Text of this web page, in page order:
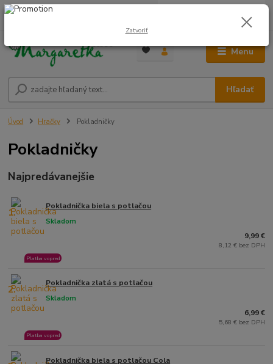
Menu
Hľadať
0948 236 042
0,00 €
Úvod Hračky Pokladničky
Pokladničky
Najpredávanejšie
1. Pokladnička biela s potlačou
Skladom
Platba vopred
9,99 €
8,12 € bez DPH
2. Pokladnička zlatá s potlačou
Skladom
Platba vopred
6,99 €
5,68 € bez DPH
Pokladnička biela s potlačou Cola
Zatvoriť